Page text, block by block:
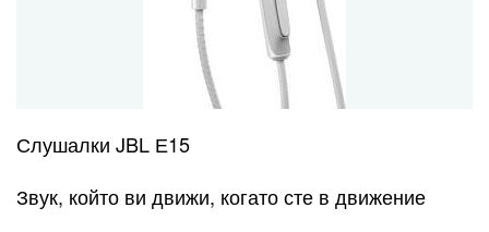
Слушалки JBL Е15
Звук, който ви движи, когато сте в движение